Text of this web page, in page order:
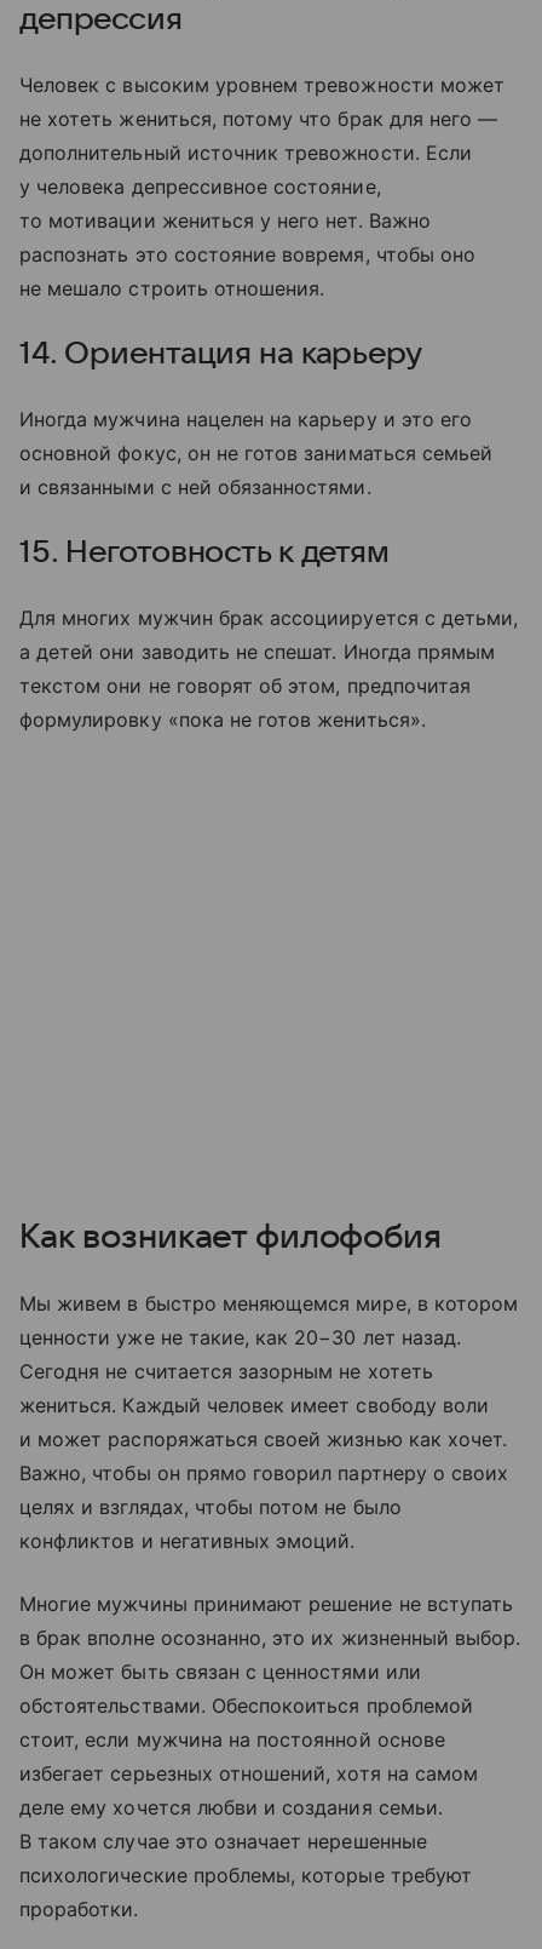
депрессия
Человек с высоким уровнем тревожности может
не хотеть жениться, потому что брак для него —
дополнительный источник тревожности. Если
у человека депрессивное состояние,
то мотивации жениться у него нет. Важно
распознать это состояние вовремя, чтобы оно
не мешало строить отношения.
14. Ориентация на карьеру
Иногда мужчина нацелен на карьеру и это его
основной фокус, он не готов заниматься семьей
и связанными с ней обязанностями.
15. Неготовность к детям
Для многих мужчин брак ассоциируется с детьми,
а детей они заводить не спешат. Иногда прямым
текстом они не говорят об этом, предпочитая
формулировку «пока не готов жениться».
Как возникает филофобия
Мы живем в быстро меняющемся мире, в котором
ценности уже не такие, как 20−30 лет назад.
Сегодня не считается зазорным не хотеть
жениться. Каждый человек имеет свободу воли
и может распоряжаться своей жизнью как хочет.
Важно, чтобы он прямо говорил партнеру о своих
целях и взглядах, чтобы потом не было
конфликтов и негативных эмоций.
Многие мужчины принимают решение не вступать
в брак вполне осознанно, это их жизненный выбор.
Он может быть связан с ценностями или
обстоятельствами. Обеспокоиться проблемой
стоит, если мужчина на постоянной основе
избегает серьезных отношений, хотя на самом
деле ему хочется любви и создания семьи.
В таком случае это означает нерешенные
психологические проблемы, которые требуют
проработки.